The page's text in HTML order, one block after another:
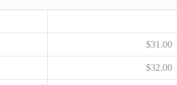
$31.00
$32.00